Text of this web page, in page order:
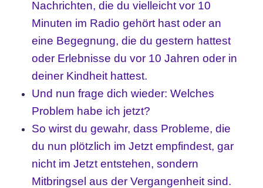
Nachrichten, die du vielleicht vor 10
Minuten im Radio gehört hast oder an
eine Begegnung, die du gestern hattest
oder Erlebnisse du vor 10 Jahren oder in
deiner Kindheit hattest.
Und nun frage dich wieder: Welches
Problem habe ich jetzt?
So wirst du gewahr, dass Probleme, die
du nun plötzlich im Jetzt empfindest, gar
nicht im Jetzt entstehen, sondern
Mitbringsel aus der Vergangenheit sind.